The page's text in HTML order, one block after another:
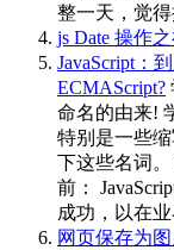
整一天，觉
js Date 操作
JavaScript：
ECMAScript?
命名的由来!
特别是一些
下这些名词
前：
成功，以在
网页保存为